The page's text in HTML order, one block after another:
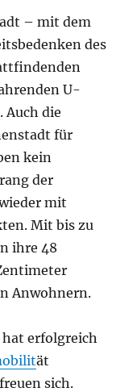
– mit dem
des
U-
die
für
kein
der
mit
Mit bis zu
ihre 48
Anwohnern.
erfolgreich
ät
sich.